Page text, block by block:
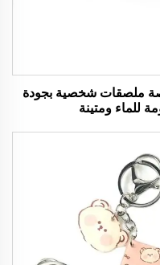
ملصقات شخصية بجودة
للماء ومتينة